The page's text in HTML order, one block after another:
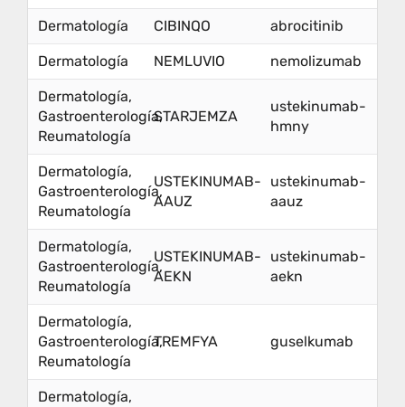
Dermatología CIBINQO abrocitinib
Dermatología NEMLUVIO nemolizumab
Dermatología,
Gastroenterología,
Reumatología
STARJEMZA
ustekinumab-
hmny
Dermatología,
Gastroenterología,
Reumatología
USTEKINUMAB-
AAUZ
ustekinumab-
aauz
Dermatología,
Gastroenterología,
Reumatología
USTEKINUMAB-
AEKN
ustekinumab-
aekn
Dermatología,
Gastroenterología,
Reumatología
TREMFYA guselkumab
Dermatología,